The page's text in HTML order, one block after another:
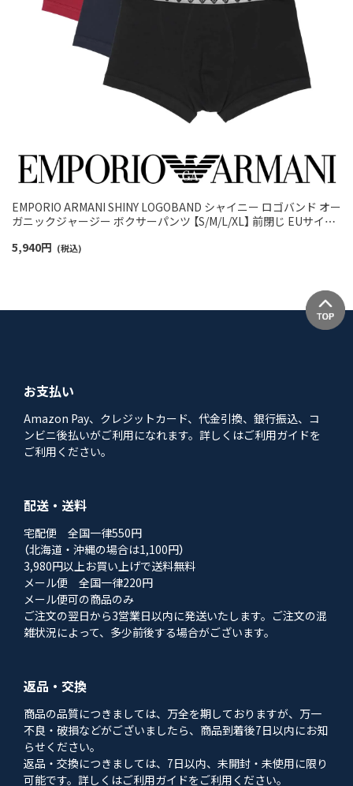
EMPORIO ARMANI SHINY LOGOBAND シャイニー ロゴバンド オー
ガニックジャージー ボクサーパンツ 【S/M/L/XL】 前閉じ EUサイズ
5,940円 (税込)
お支払い
Amazon Pay、クレジットカード、代金引換、銀行振込、コ
ンビニ後払いがご利用になれます。詳しくはご利用ガイドを
ご利用ください。
配送・送料
宅配便 全国一律550円
（北海道・沖縄の場合は1,100円）
3,980円以上お買い上げで送料無料
メール便 全国一律220円
メール便可の商品のみ
ご注文の翌日から3営業日以内に発送いたします。ご注文の混
雑状況によって、多少前後する場合がございます。
返品・交換
商品の品質につきましては、万全を期しておりますが、万一
不良・破損などがございましたら、商品到着後7日以内にお知
らせください。
返品・交換につきましては、7日以内、未開封・未使用に限り
可能です。詳しくはご利用ガイドをご利用ください。